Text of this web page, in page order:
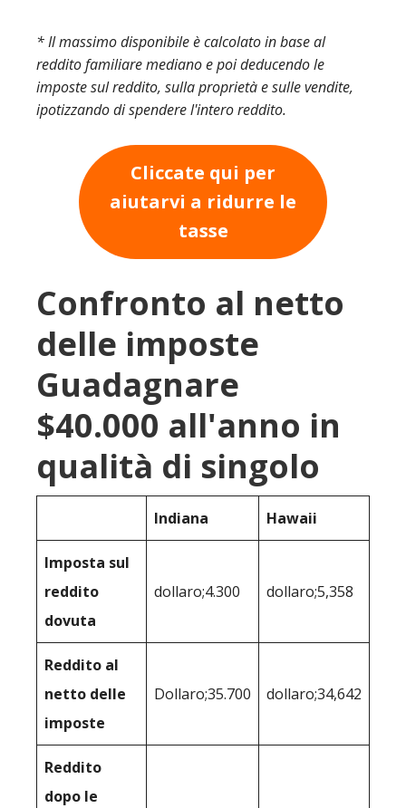
* Il massimo disponibile è calcolato in base al
reddito familiare mediano e poi deducendo le
imposte sul reddito, sulla proprietà e sulle vendite,
ipotizzando di spendere l'intero reddito.
Cliccate qui per
aiutarvi a ridurre le
tasse
Confronto al netto
delle imposte
Guadagnare
$40.000 all'anno in
qualità di singolo
Indiana Hawaii
Imposta sul
reddito
dovuta
dollaro;4.300 dollaro;5,358
Reddito al
netto delle
imposte
Dollaro;35.700 dollaro;34,642
Reddito
dopo le